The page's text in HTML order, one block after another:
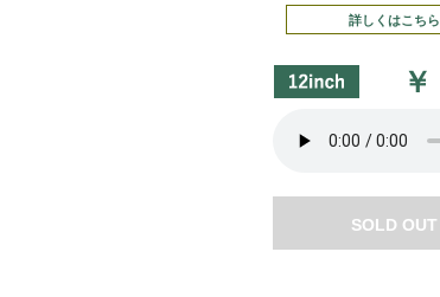
詳しくはこちら
￥
SOLD OUT